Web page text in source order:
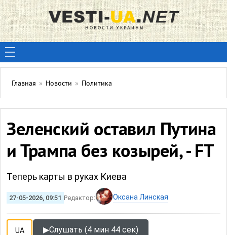
Главная » Новости » Политика
Зеленский оставил Путина
и Трампа без козырей, - FT
Теперь карты в руках Киева
27-05-2026, 09:51 Редактор: Оксана Линская
UA ▶Слушать (4 мин 44 сек)